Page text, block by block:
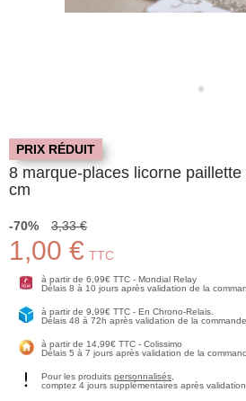
PRIX RÉDUIT
8 marque-places licorne
cm
-70% 3,33 €
1,00 € TTC
à partir de 6,99€ TTC - Mondial Relay
Délais 8 à 10 jours après validation de la
à partir de 9,99€ TTC - En Chrono-Relais.
Délais 48 à 72h après validation de la commande.
à partir de 14,99€ TTC - Colissimo
Délais 5 à 7 jours après validation de la
Pour les produits personnalisés
comptez 4 jours supplémentaires après